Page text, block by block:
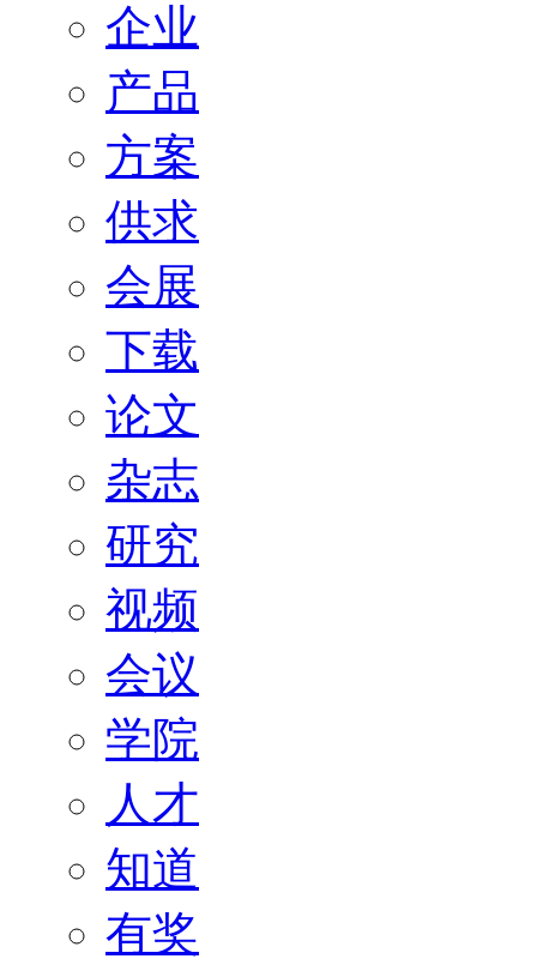
企业
产品
方案
供求
会展
下载
论文
杂志
研究
视频
会议
学院
人才
知道
有奖